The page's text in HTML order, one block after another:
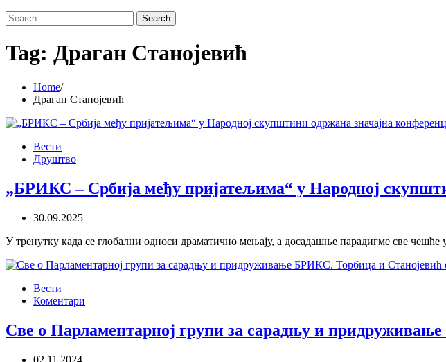
Search
for:
Tag: Драган Станојевић
Home
Драган Станојевић
Вести
Друштво
„БРИКС – Србија међу пријатељима“ у Народној
30.09.2025
У тренутку када се глобални односи драматично мењају, а досадашње парадигме све
Вести
Коментари
Све о Парламентарној групи за сарадњу и
02.11.2024